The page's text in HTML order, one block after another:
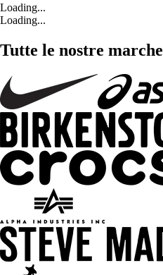
Loading...
Loading...
Tutte le nostre marche